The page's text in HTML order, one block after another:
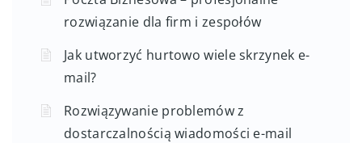
rozwiązanie dla firm i zespołów
Jak utworzyć hurtowo wiele skrzynek e-
mail?
Rozwiązywanie problemów z
dostarczalnością wiadomości e-mail